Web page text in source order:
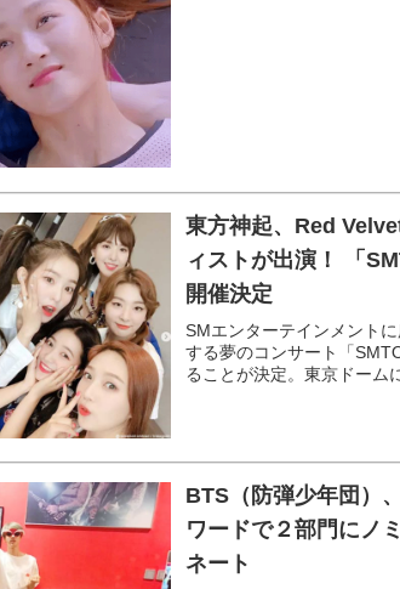
東方神起、Red
ィストが出演！ 「
開催決定
SMエンターテインメント
する夢のコンサート「
ることが決定。東京ドーム
BTS（防弾少年団）
ワードで２部門にノ
ネート